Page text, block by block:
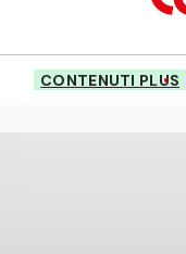
CONTENUTI PLUS